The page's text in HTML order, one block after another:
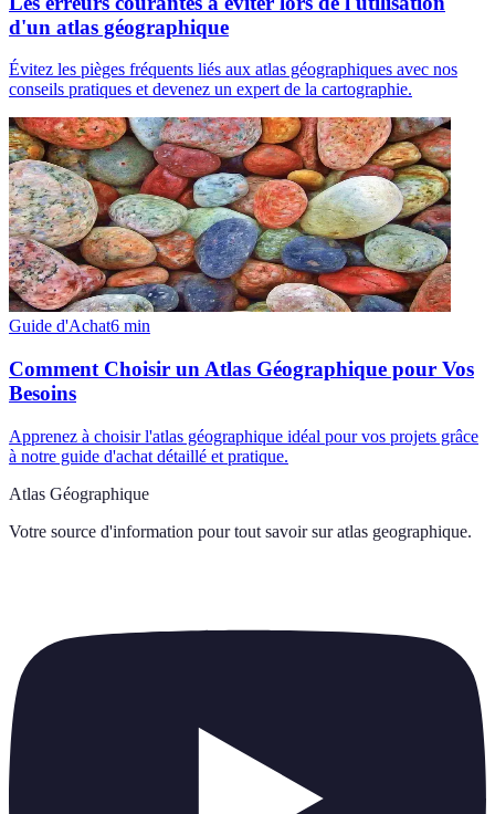
d'un atlas géographique
Évitez les pièges fréquents liés aux atlas géographiques avec nos
conseils pratiques et devenez un expert de la cartographie.
Guide d'Achat6 min
Comment Choisir un Atlas Géographique pour Vos
Besoins
Apprenez à choisir l'atlas géographique idéal pour vos projets grâce
à notre guide d'achat détaillé et pratique.
Atlas Géographique
Votre source d'information pour tout savoir sur atlas geographique.